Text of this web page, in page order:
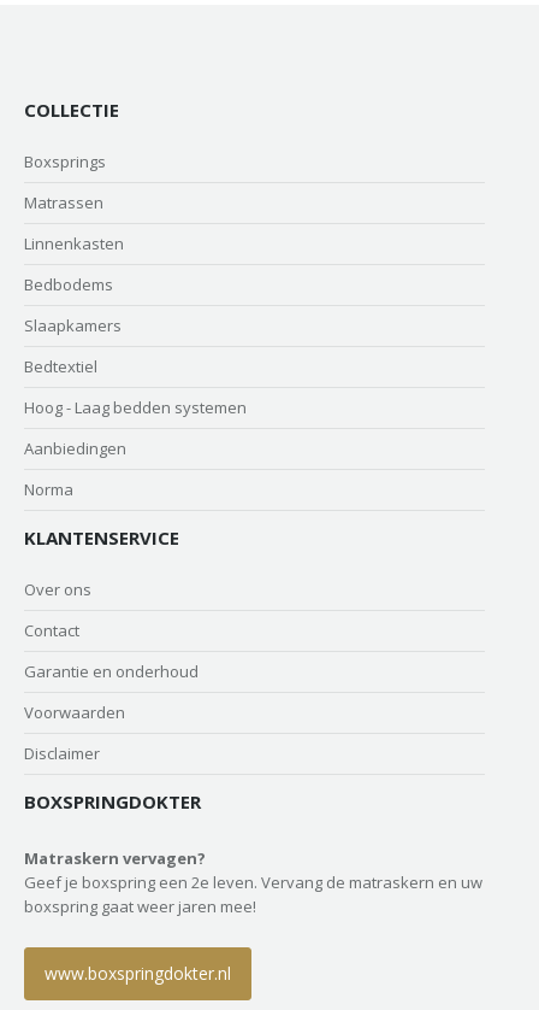
COLLECTIE
Boxsprings
Matrassen
Linnenkasten
Bedbodems
Slaapkamers
Bedtextiel
Hoog - Laag bedden systemen
Aanbiedingen
Norma
KLANTENSERVICE
Over ons
Contact
Garantie en onderhoud
Voorwaarden
Disclaimer
BOXSPRINGDOKTER
Matraskern vervagen?
Geef je boxspring een 2e leven. Vervang de matraskern en uw
boxspring gaat weer jaren mee!
www.boxspringdokter.nl